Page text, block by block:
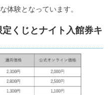
体験となっています。
くじとナイト入館券キ